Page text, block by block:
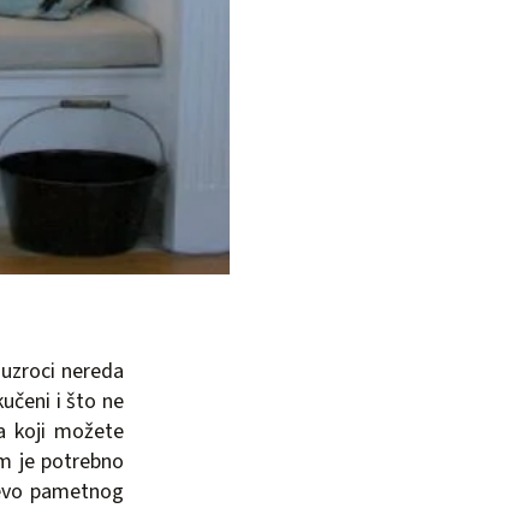
nereda
i što ne
koji možete
je potrebno
pametnog